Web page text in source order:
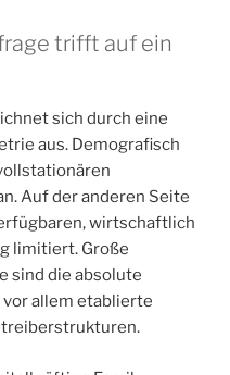
trifft auf ein
sich durch eine
aus. Demografisch
Auf der anderen Seite
wirtschaftlich
limitiert. Große
sind die absolute
allem etablierte